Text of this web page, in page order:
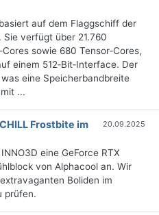
auf dem Flaggschiff der
Sie verfügt über 21.760
sowie 680 Tensor‑Cores,
einem 512‑Bit‑Interface. Der
eine Speicherbandbreite
...
Frostbite im
20.09.2025
eine GeForce RTX
von Alphacool an. Wir
Boliden im
prüfen.